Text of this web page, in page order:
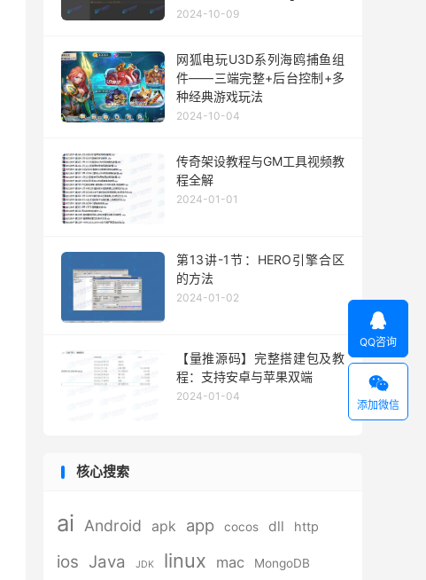
2024-10-09
网狐电玩U3D系列海鸥捕鱼组
件——三端完整+后台控制+多
种经典游戏玩法
2024-10-04
传奇架设教程与GM工具视频教
程全解
2024-01-01
第13讲-1节：HERO引擎合区
的方法
2024-01-02
【量推源码】完整搭建包及教
程：支持安卓与苹果双端
2024-01-04
核心搜索
ai Android apk app cocos dll http
ios Java JDK linux mac MongoDB

QQ咨询

添加微信